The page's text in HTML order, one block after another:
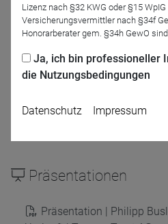
Präsentationen
Präsentation | Philipp
Lizenz nach §32 KWG oder §15
Versicherungsvermittler nach §34f
Honorarberater gem. §34h GewO sind.
Ja, ich bin professioneller
die Nutzungsbedingungen
Datenschutz Impressum